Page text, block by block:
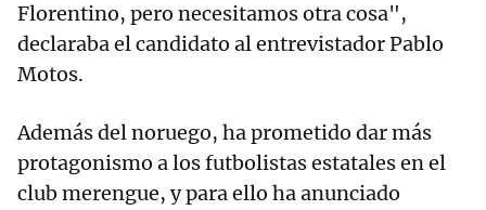
Florentino, pero necesitamos otra cosa",
declaraba el candidato al entrevistador Pablo
Motos.
Además del noruego, ha prometido dar más
protagonismo a los futbolistas estatales en el
club merengue, y para ello ha anunciado